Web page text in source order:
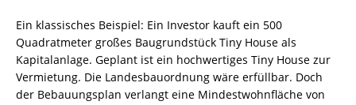
Ein klassisches Beispiel: Ein Investor kauft ein 500
Quadratmeter großes Baugrundstück Tiny House als
Kapitalanlage. Geplant ist ein hochwertiges Tiny House zur
Vermietung. Die Landesbauordnung wäre erfüllbar. Doch
der Bebauungsplan verlangt eine Mindestwohnfläche von